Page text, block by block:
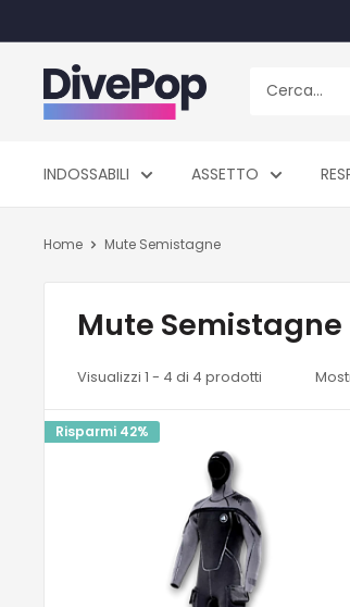
al
contenuto
Dive
Pop
INDOSSABILI ASSETTO
Home Mute Semistagne
Mute Semistagne
Visualizzi 1 - 4 di 4 prodotti
Risparmi 42%